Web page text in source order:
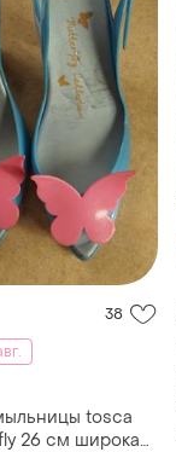
38
tosca
26 см широкая